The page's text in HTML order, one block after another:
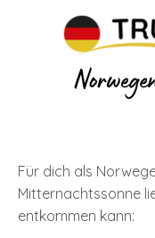
Für dich als
Mitternachtssonne
entkommen kann: